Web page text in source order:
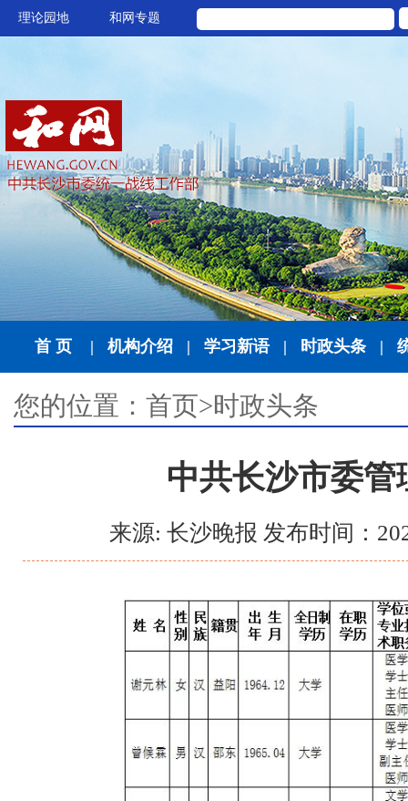
理论园地 和网专题
首 页 | 机构介绍 | 学习新语 | 时政头条 |
您的位置： 首页>时政头条
中共长沙市委
来源: 长沙晚报 发布时间：